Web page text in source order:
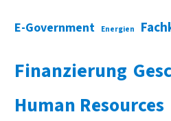
E-Government Energien
Finanzierung
Human Resources